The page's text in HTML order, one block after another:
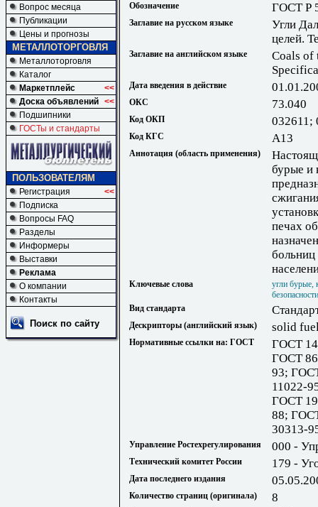
Вопрос месяца
Публикации
Цены и прогнозы
МЕТАЛЛОТОРГОВЛЯ
Металлоторговля
Каталог
Маркетплейс
<<
Доска объявлений <<
Подшипники
ГОСТы и стандарты
ПОЛЬЗОВАТЕЛЯМ
Регистрация
<<
Подписка
Вопросы FAQ
Разделы
Информеры
Выставки
Реклама
О компании
Контакты
Поиск по сайту
Обозначение ГОСТ Р
Заглавие на русском языке
Угли
целей.
Заглавие на английском языке
Coals of
Дата введения в действие
ОКС 73.040
Код ОКП 032611;
Код КГС А13
Аннотация (область применения)
бурые и
печах
Ключевые слова
угли бурые,
безопасности
Вид стандарта
Дескрипторы (английский язык) solid
Нормативные ссылки на: ГОСТ
ГОСТ
ГОСТ
93;
11022-
ГОСТ
88;
30313-
Управление Ростехрегулирования 000 -
Технический комитет России 179 -
Дата последнего издания
Количество страниц (оригинала) 8